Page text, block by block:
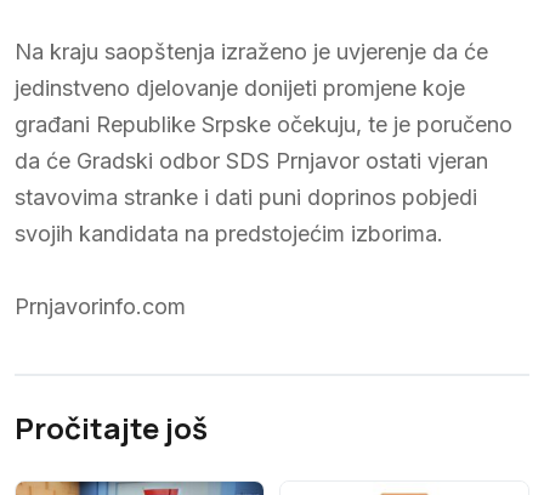
Na kraju saopštenja izraženo je uvjerenje da će
jedinstveno djelovanje donijeti promjene koje
građani Republike Srpske očekuju, te je poručeno
da će Gradski odbor SDS Prnjavor ostati vjeran
stavovima stranke i dati puni doprinos pobjedi
svojih kandidata na predstojećim izborima.
Prnjavorinfo.com
Pročitajte još